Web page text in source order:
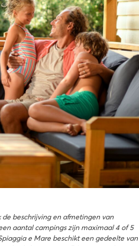
beschrijving en afmetingen van
aantal campings zijn maximaal 4 of 5
e Mare beschikt een gedeelte van